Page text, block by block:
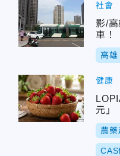
社會
影/
車！
高雄
健康
元」
鏢
農藥
CAS